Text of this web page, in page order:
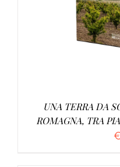
UNA TERRA DA
ROMAGNA, TRA